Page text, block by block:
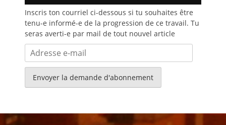
Inscris ton courriel ci-dessous si tu souhaites être
tenu-e informé-e de la progression de ce travail. Tu
seras averti-e par mail de tout nouvel article
Adresse
e-
mail